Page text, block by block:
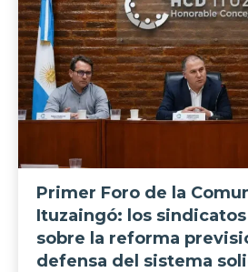
Primer Foro de la
Ituzaingó: los
sobre la reforma
defensa del sistema